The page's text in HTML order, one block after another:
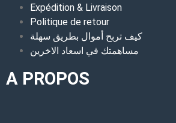
Expédition & Livraison
Politique de retour
كيف تربح أموال بطريق سهلة
مساهمتك في اسعاد الاخرين
A PROPOS